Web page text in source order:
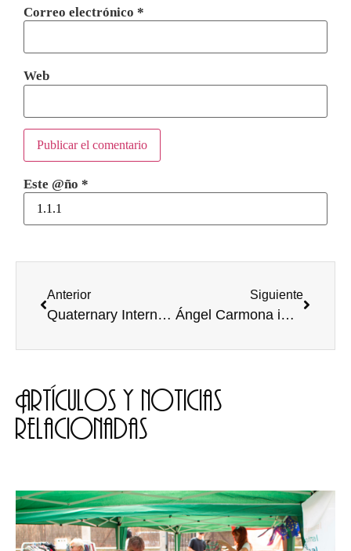
Correo electrónico *
Web
Este @ño *
Anterior
Quaternary Internacional reconoce el trabajo científico de la profesora Marta Navazo
Siguiente
Ángel Carmona impartió la tercera edición del taller «Viva la Radio (Viva)»
Artículos y noticias
relacionadas